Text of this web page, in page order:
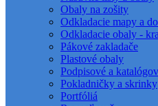
Obaly na zošity
Odkladacie mapy a
Odkladacie obaly -
Pákové zakladače
Plastové obaly
Podpisové a
Pokladničky a skrinky
Portfóliá